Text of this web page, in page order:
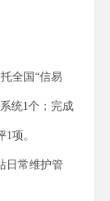
全国“信易
统1个；完成
项。
日常维护管